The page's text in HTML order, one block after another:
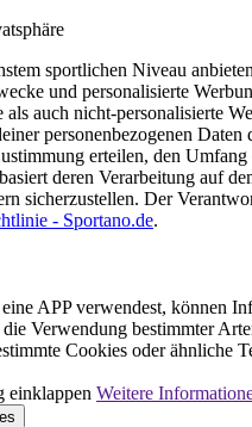
sportlichen Niveau
und personalisierte
auch nicht-personalisierte
personenbezogenen
erteilen, den
deren Verarbeitung auf
sicherzustellen. Der
- Sportano.de.
APP verwendest, können
Verwendung bestimmter
Cookies oder ähnliche
einklappen Weitere